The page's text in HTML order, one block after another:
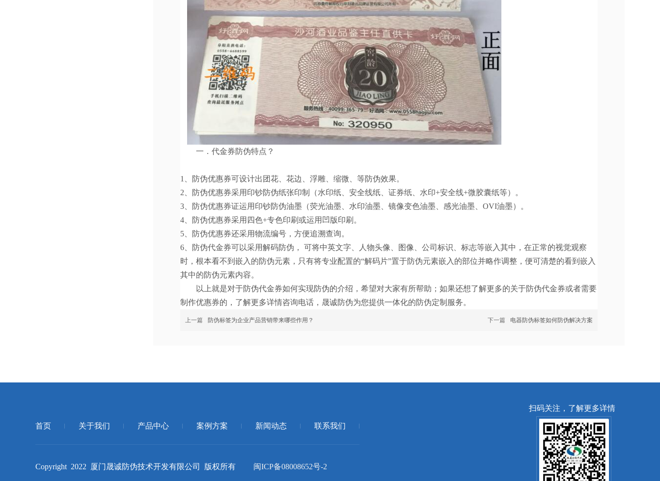
一．代金券防伪特点？
1、防伪优惠券可设计出团花、花边、浮雕、缩微、等防伪效果。
2 、防伪优惠券采用印钞防伪纸张印制（水印纸、安全线纸、证券纸、水印+安全线+微胶囊纸等）。
3 、防伪优惠券证运用印钞防伪油墨（荧光油墨、水印油墨、镜像变色油墨、感光油墨、OVI油墨）。
4 、防伪优惠券采用四色+专色印刷或运用凹版印刷。
5 、防伪优惠券还采用物流编号，方便追溯查询。
6 、防伪代金券可以采用解码防伪， 可将中英文字、人物头像、图像、公司标识、标志等嵌入其中，在正常的视觉观察
时，根本看不到嵌入的防伪元素，只有将专业配置的“解码片”置于防伪元素嵌入的部位并略作调整，便可清楚的看到嵌入
其中的防伪元素内容。
以上就是对于防伪代金券如何实现防伪的介绍，希望对大家有所帮助；如果还想了解更多的关于防伪代金券或者需要
制作优惠券的，了解更多详情咨询电话，晟诚防伪为您提供一体化的防伪定制服务。
上一篇 防伪标签为企业产品营销带来哪些作用？ 下一篇 电器防伪标签如何防伪解决方案
首页 关于我们 产品中心 案例方案 新闻动态 联系我们
Copyright 2022 厦门晟诚防伪技术开发有限公司 版权所有 闽ICP备08008652号-2
扫码关注，了解更多详情